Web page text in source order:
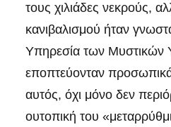
τους χιλιάδες νεκρούς,
κανιβαλισμού ήταν
Υπηρεσία των Μυστικών
εποπτεύονταν
αυτός, όχι μόνο δεν
ουτοπική του